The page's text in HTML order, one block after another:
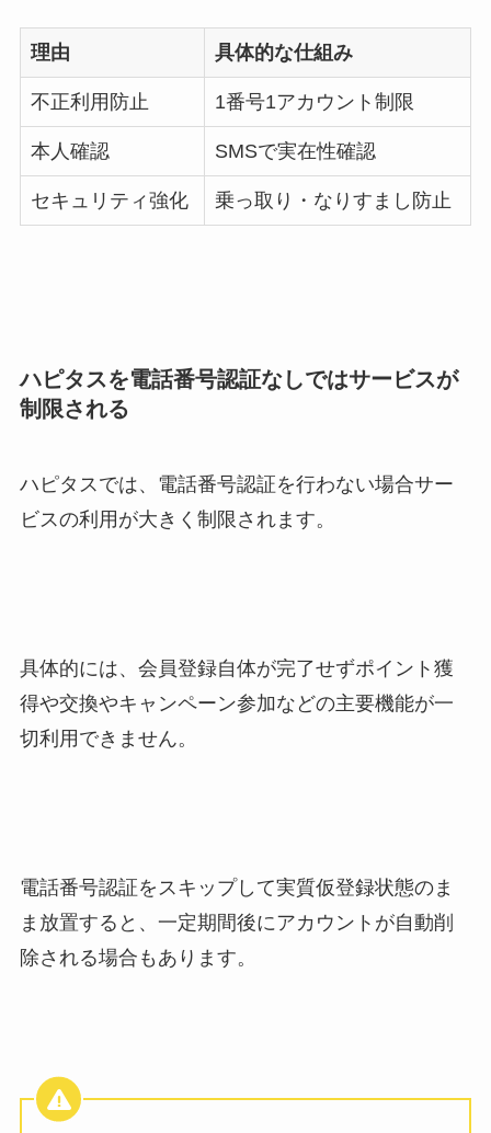
理由 具体的な仕組み
不正利用防止 1番号1アカウント制限
本人確認 SMSで実在性確認
セキュリティ強化 乗っ取り・なりすまし防止
ハピタスを電話番号認証なしではサービスが
制限される
ハピタスでは、電話番号認証を行わない場合サー
ビスの利用が大きく制限されます。
具体的には、会員登録自体が完了せずポイント獲
得や交換やキャンペーン参加などの主要機能が一
切利用できません。
電話番号認証をスキップして実質仮登録状態のま
ま放置すると、一定期間後にアカウントが自動削
除される場合もあります。